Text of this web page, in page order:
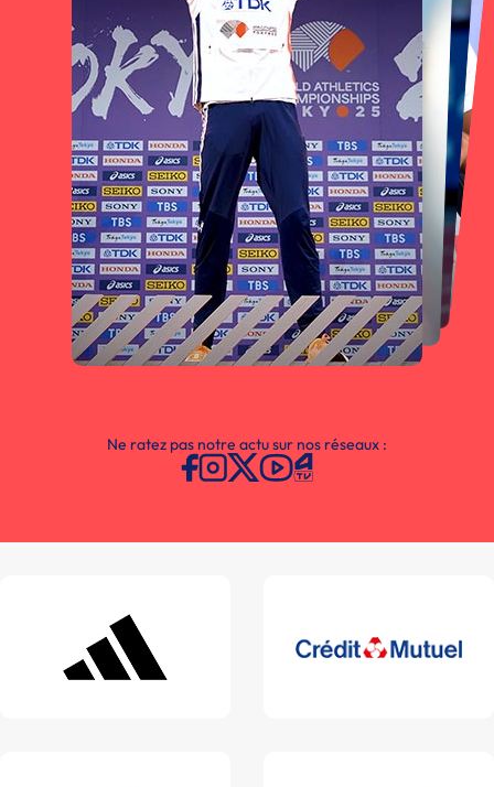
Ne ratez pas notre actu sur nos réseaux :